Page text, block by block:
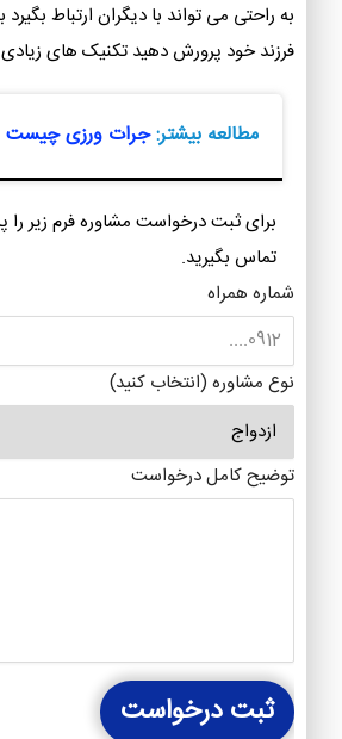
به راحتی می تواند با دیگران ارتباط
فرزند خود پرورش دهید تکنیک های
مطالعه بیشتر:جرات ورزی چیست
تماس بگیرید.
شماره همراه
نوع مشاوره (انتخاب کنید)
توضیح کامل درخواست
ثبت درخواست